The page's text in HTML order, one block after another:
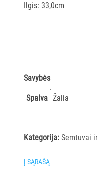
Ilgis: 33,0cm
Savybės
Spalva Žalia
Kategorija: Semtuvai
Į SĄRAŠĄ